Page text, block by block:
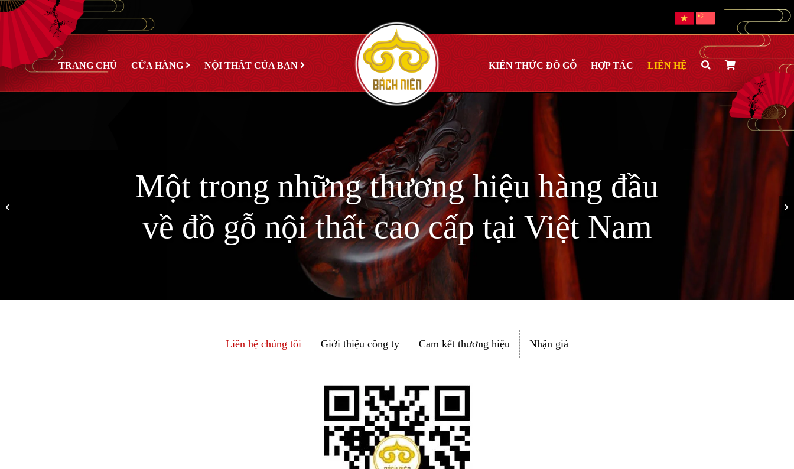
TRANG CHỦ CỬA HÀNG NỘI THẤT CỦA BẠN KIẾN THỨC ĐỒ GỖ HỢP TÁC LIÊN HỆ
Một trong những thương hiệu hàng đầu
về đồ gỗ nội thất cao cấp tại Việt Nam
Liên hệ chúng tôi Giới thiệu công ty Cam kết thương hiệu Nhận giá